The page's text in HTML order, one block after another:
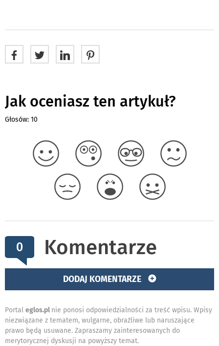
Jak oceniasz ten artykuł?
Głosów: 10
0 Komentarze
DODAJ KOMENTARZE
Portal eglos.pl nie ponosi odpowiedzialności za treść wpisu. Wpisy
niezwiązane z tematem, wulgarne, obraźliwe lub naruszające
prawo będą usuwane. Zapraszamy zainteresowanych do
merytorycznej dyskusji na powyższy temat.